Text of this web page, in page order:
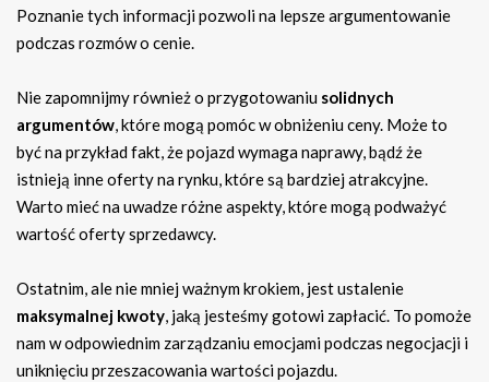
Poznanie tych informacji pozwoli na lepsze argumentowanie
podczas rozmów o cenie.
Nie zapomnijmy również o przygotowaniu solidnych
argumentów, które mogą pomóc w obniżeniu ceny. Może to
być na przykład fakt, że pojazd wymaga naprawy, bądź że
istnieją inne oferty na rynku, które są bardziej atrakcyjne.
Warto mieć na uwadze różne aspekty, które mogą podważyć
wartość oferty sprzedawcy.
Ostatnim, ale nie mniej ważnym krokiem, jest ustalenie
maksymalnej kwoty, jaką jesteśmy gotowi zapłacić. To pomoże
nam w odpowiednim zarządzaniu emocjami podczas negocjacji i
uniknięciu przeszacowania wartości pojazdu.